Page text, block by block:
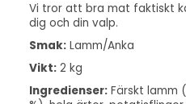
Vi tror att bra mat faktiskt
dig och din valp.
Smak:Lamm/Anka
Vikt:2 kg
Ingredienser: Färskt lamm